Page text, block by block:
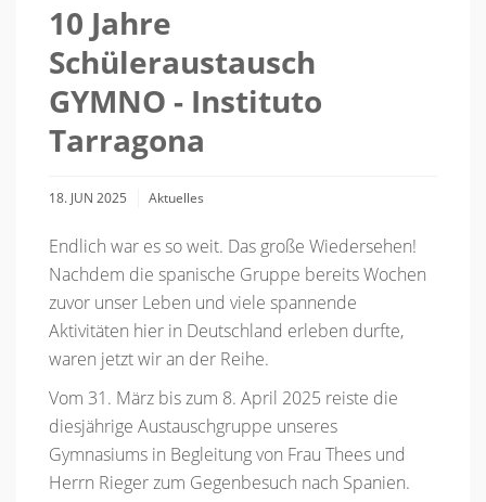
10 Jahre
Schüleraustausch
GYMNO - Instituto
Tarragona
18. JUN 2025 Aktuelles
Endlich war es so weit. Das große Wiedersehen!
Nachdem die spanische Gruppe bereits Wochen
zuvor unser Leben und viele spannende
Aktivitäten hier in Deutschland erleben durfte,
waren jetzt wir an der Reihe.
Vom 31. März bis zum 8. April 2025 reiste die
diesjährige Austauschgruppe unseres
Gymnasiums in Begleitung von Frau Thees und
Herrn Rieger zum Gegenbesuch nach Spanien.